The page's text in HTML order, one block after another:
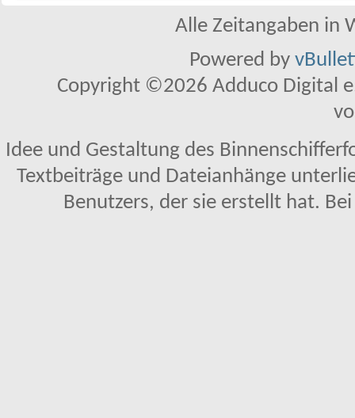
Alle Zeitangaben in
Powered by
Copyright ©2026 Adduco Digital
Idee und Gestaltung des
Textbeiträge und Dateianhänge
Benutzers, der sie erstellt hat.